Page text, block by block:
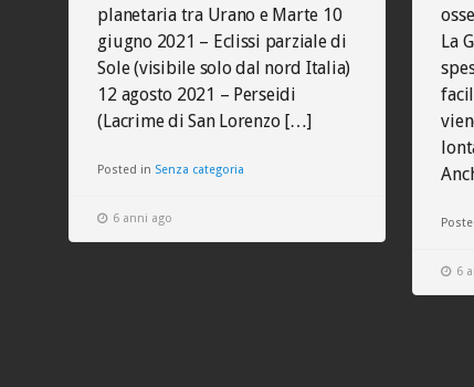
planetaria tra Urano e Marte 10
giugno 2021 – Eclissi parziale di
Sole (visibile solo dal nord Italia)
12 agosto 2021 – Perseidi
(Lacrime di San Lorenzo […]
Posted in Senza categoria
6 anni ago
La
6